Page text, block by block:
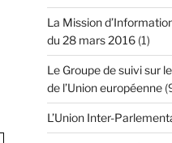
La Mission
du 28 mars 2016(1)
Le Groupe de suivi sur
de l’Union européenne
L’Union Inter-